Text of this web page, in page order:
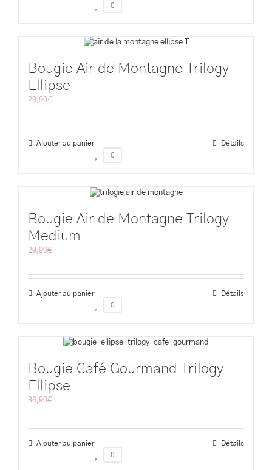
0
Bougie Air de Montagne Trilogy
Ellipse
29,90€
Ajouter au panier
Détails
0
Bougie Air de Montagne Trilogy
Medium
29,90€
Ajouter au panier
Détails
0
Bougie Café Gourmand Trilogy
Ellipse
36,90€
Ajouter au panier
Détails
0